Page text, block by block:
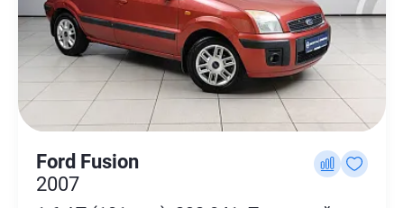
Ford Fusion
2007